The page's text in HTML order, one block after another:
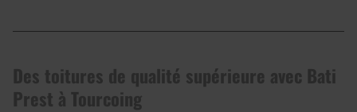
Des toitures de qualité supérieure avec Bati
Prest à Tourcoing